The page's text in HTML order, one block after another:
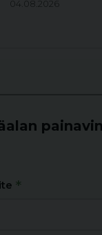
04.08.2026
*